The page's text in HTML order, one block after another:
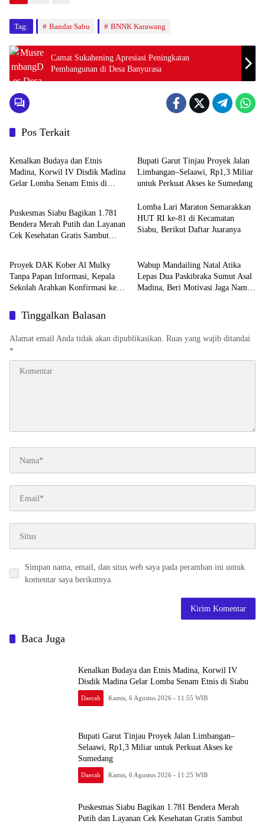
Tag: Bandar Sabu BNNK Karawang
Camat Sukahening Apresiasi Peningkatan
Pembangunan di Desa Banyurasa
Pos Terkait
Daerah
Kenalkan Budaya dan Etnis
Madina, Korwil IV Disdik Madina
Gelar Lomba Senam Etnis di
Bupati Garut Tinjau Proyek Jalan
Limbangan–Selaawi, Rp1,3 Miliar
untuk Perkuat Akses ke Sumedang
Daerah
Puskesmas Siabu Bagikan 1.781
Bendera Merah Putih dan Layanan
Cek Kesehatan Gratis Sambut
Lomba Lari Maraton Semarakkan
HUT RI ke-81 di Kecamatan
Siabu, Berikut Daftar Juaranya
Garut
Proyek DAK Kober Al Mulky
Tanpa Papan Informasi, Kepala
Sekolah Arahkan Konfirmasi ke
Wabup Mandailing Natal Atika
Lepas Dua Paskibraka Sumut Asal
Madina, Beri Motivasi Jaga Nama
Tinggalkan Balasan
Alamat email Anda tidak akan dipublikasikan. Ruas yang wajib ditandai
*
Simpan nama, email, dan situs web saya pada peramban ini untuk
komentar saya berikutnya.
Baca Juga
Kenalkan Budaya dan Etnis Madina, Korwil IV
Disdik Madina Gelar Lomba Senam Etnis di Siabu
Daerah Kamis, 6 Agustus 2026 - 11:55 WIB
Bupati Garut Tinjau Proyek Jalan Limbangan–
Selaawi, Rp1,3 Miliar untuk Perkuat Akses ke
Sumedang
Daerah Kamis, 6 Agustus 2026 - 11:25 WIB
Puskesmas Siabu Bagikan 1.781 Bendera Merah
Putih dan Layanan Cek Kesehatan Gratis Sambut